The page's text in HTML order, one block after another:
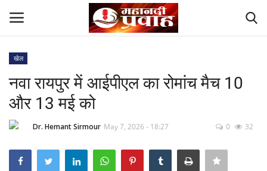
Home
खेल
नवा रायपुर में आईपीएल का रोमांच मैच 10
और 13 मई को
Dr. Hemant Sirmour May 7, 2026 - 18:27 0 32